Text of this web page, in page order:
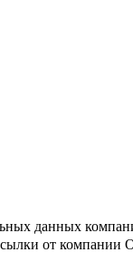
данных
от